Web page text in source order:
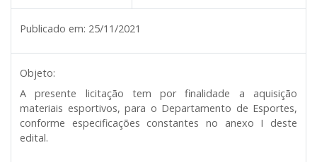
Publicado em: 25/11/2021
Objeto:
A presente licitação tem por finalidade a aquisição
materiais esportivos, para o Departamento de Esportes,
conforme especificações constantes no anexo I deste
edital.